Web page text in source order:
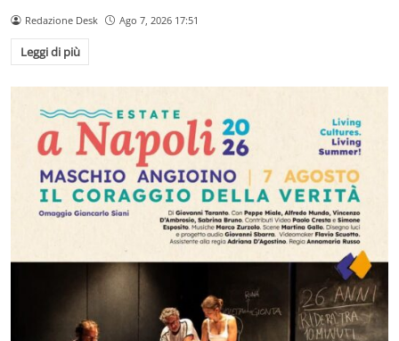
Redazione Desk Ago 7, 2026 17:51
Leggi di più